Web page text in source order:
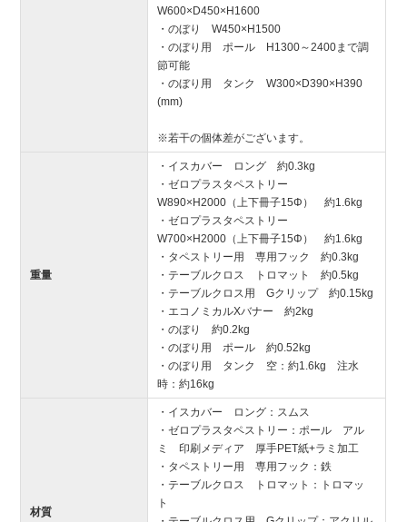
W600×D450×H1600
・のぼり W450×H1500
・のぼり用 ポール H1300～2400まで調
節可能
・のぼり用 タンク W300×D390×H390
(mm)
※若干の個体差がございます。
重量
・イスカバー ロング 約0.3kg
・ゼロプラスタペストリー
W890×H2000（上下冊子15Φ） 約1.6kg
・ゼロプラスタペストリー
W700×H2000（上下冊子15Φ） 約1.6kg
・タペストリー用 専用フック 約0.3kg
・テーブルクロス トロマット 約0.5kg
・テーブルクロス用 Gクリップ 約0.15kg
・エコノミカルXバナー 約2kg
・のぼり 約0.2kg
・のぼり用 ポール 約0.52kg
・のぼり用 タンク 空：約1.6kg 注水
時：約16kg
材質
・イスカバー ロング：スムス
・ゼロプラスタペストリー：ポール アル
ミ 印刷メディア 厚手PET紙+ラミ加工
・タペストリー用 専用フック：鉄
・テーブルクロス トロマット：トロマッ
ト